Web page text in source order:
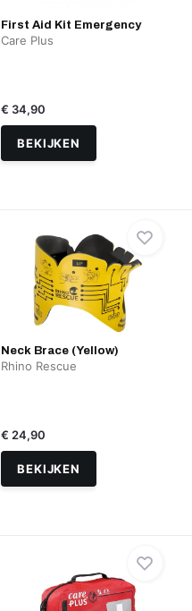
First Aid Kit Emergency
Care Plus
€ 34,90
BEKIJKEN
Neck Brace (Yellow)
Rhino Rescue
€ 24,90
BEKIJKEN